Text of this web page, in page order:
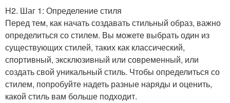
H2. Шаг 1: Определение стиля
Перед тем, как начать создавать стильный образ, важно
определиться со стилем. Вы можете выбрать один из
существующих стилей, таких как классический,
спортивный, эксклюзивный или современный, или
создать свой уникальный стиль. Чтобы определиться со
стилем, попробуйте надеть разные наряды и оценить,
какой стиль вам больше подходит.